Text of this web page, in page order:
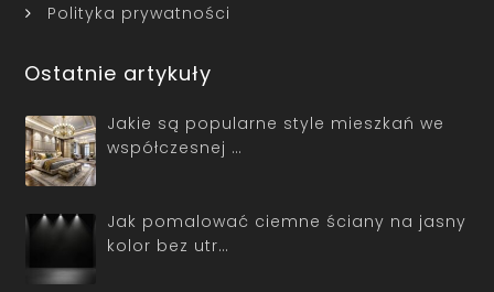
Polityka prywatności
Ostatnie artykuły
Jakie są popularne style mieszkań we
współczesnej …
Jak pomalować ciemne ściany na jasny
kolor bez utr…